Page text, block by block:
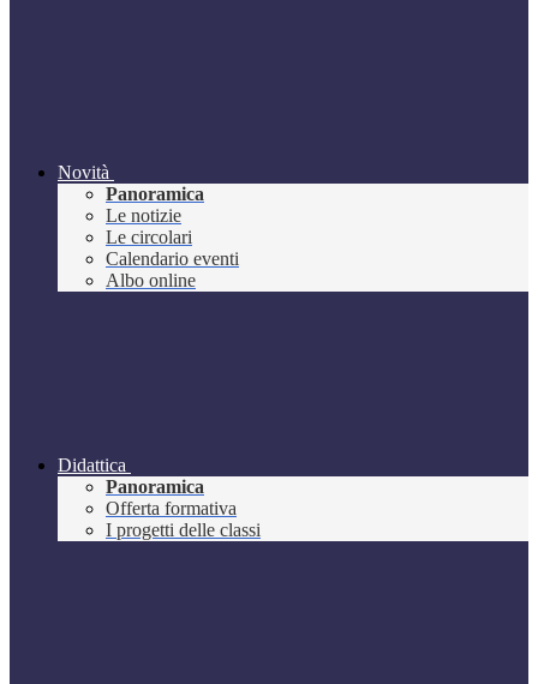
Novità
Panoramica
Le notizie
Le circolari
Calendario eventi
Albo online
Didattica
Panoramica
Offerta formativa
I progetti delle classi